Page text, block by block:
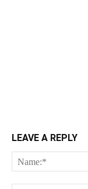
LEAVE A REPLY